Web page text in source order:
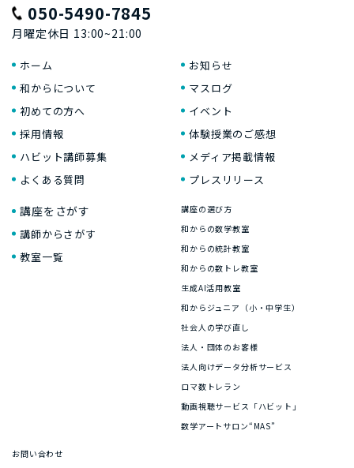
050-5490-7845
月曜定休日 13:00~21:00
ホーム
和からについて
初めての方へ
採用情報
ハビット講師募集
よくある質問
お知らせ
マスログ
イベント
体験授業のご感想
メディア掲載情報
プレスリリース
講座をさがす
講師からさがす
教室一覧
講座の選び方
和からの数学教室
和からの統計教室
和からの数トレ教室
生成AI活用教室
和からジュニア（小・中学生）
社会人の学び直し
法人・団体のお客様
法人向けデータ分析サービス
ロマ数トレラン
動画視聴サービス「ハビット」
数学アートサロン“MAS”
お問い合わせ